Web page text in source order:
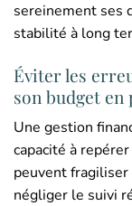
sereinement ses
stabilité à long
Éviter les
son budget
Une gestion
capacité à
peuvent
négliger le suivi